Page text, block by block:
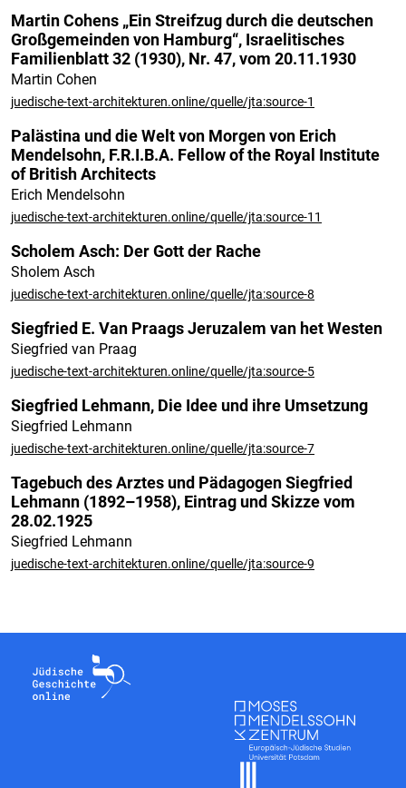
Martin Cohens „Ein Streifzug durch die deutschen
Großgemeinden von Hamburg“, Israelitisches
Familienblatt 32 (1930), Nr. 47, vom 20.11.1930
Martin Cohen
juedische-text-architekturen.online/quelle/jta:source-1
Palästina und die Welt von Morgen von Erich
Mendelsohn, F.R.I.B.A. Fellow of the Royal Institute
of British Architects
Erich Mendelsohn
juedische-text-architekturen.online/quelle/jta:source-11
Scholem Asch: Der Gott der Rache
Sholem Asch
juedische-text-architekturen.online/quelle/jta:source-8
Siegfried E. Van Praags Jeruzalem van het Westen
Siegfried van Praag
juedische-text-architekturen.online/quelle/jta:source-5
Siegfried Lehmann, Die Idee und ihre Umsetzung
Siegfried Lehmann
juedische-text-architekturen.online/quelle/jta:source-7
Tagebuch des Arztes und Pädagogen Siegfried
Lehmann (1892–1958), Eintrag und Skizze vom
28.02.1925
Siegfried Lehmann
juedische-text-architekturen.online/quelle/jta:source-9